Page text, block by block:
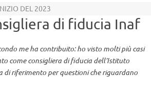
DEL 2023
di fiducia Inaf
me ha contribuito: ho visto molti più casi
come consigliera di fiducia dell’Istituto
riferimento per questioni che riguardano